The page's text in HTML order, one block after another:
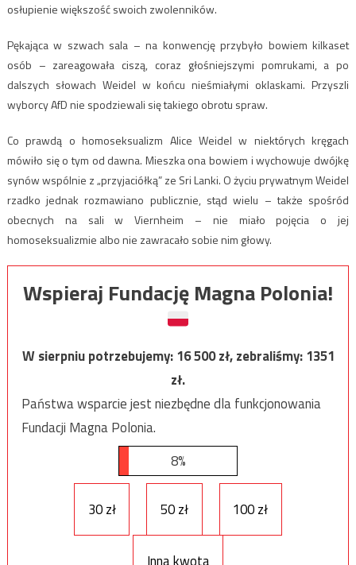
osłupienie większość swoich zwolenników.
Pękająca w szwach sala – na konwencję przybyło bowiem kilkaset
osób – zareagowała ciszą, coraz głośniejszymi pomrukami, a po
dalszych słowach Weidel w końcu nieśmiałymi oklaskami. Przyszli
wyborcy AfD nie spodziewali się takiego obrotu spraw.
Co prawdą o homoseksualizm Alice Weidel w niektórych kręgach
mówiło się o tym od dawna. Mieszka ona bowiem i wychowuje dwójkę
synów wspólnie z „przyjaciółką” ze Sri Lanki. O życiu prywatnym Weidel
rzadko jednak rozmawiano publicznie, stąd wielu – także spośród
obecnych na sali w Viernheim – nie miało pojęcia o jej
homoseksualizmie albo nie zawracało sobie nim głowy.
Wspieraj Fundację Magna Polonia!
W sierpniu potrzebujemy:16 500zł, zebraliśmy:1351
zł.
Państwa wsparcie jest niezbędne dla funkcjonowania
Fundacji Magna Polonia.
8%
30 zł 50 zł 100 zł